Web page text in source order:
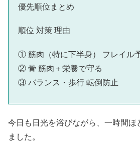
優先順位まとめ
順位 対策 理由
① 筋肉（特に下半身） フレイル
② 骨 筋肉＋栄養で守る
③ バランス・歩行 転倒防止
今日も日光を浴びながら、一時間ほ
ました。